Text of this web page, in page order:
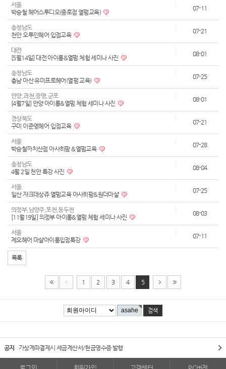
서울
박승철 헤어스투디오(종로점 열펌교육)
07-11
충청남도
천안 오투인헤어 입점교육
07-21
대전
[5월14일] 대전 아이롱&열펌 체험 세미나 사진
08-01
충청남도
충남 아산 유미프로헤어(열펌 교육)
07-25
안양,과천,광명,군포
[4월7일] 안양 아이롱&열펌 체험 세미나 사진
08-01
경상북도
구미 이준영헤어 입점교육
07-21
서울
박승철까치산점 아사히팜 &열펌교육
07-28
충청남도
4월 2일 천안 특강 사진
08-04
서울
일산 쟈크데상쥬 열펌교육 아사히팜&원더마샬
07-25
의정부,남양주,포천,동두천
[11월19일] 의정부 아이롱&열펌 체험 세미나 사진
08-03
서울
제오헤어 마샬아이롱입점특강
07-11
목록
1 2 3 4 5
공지 가상계좌결제시 세금계산서/현금영수증 발행
로그인 회원가입 고객센터 PC버전